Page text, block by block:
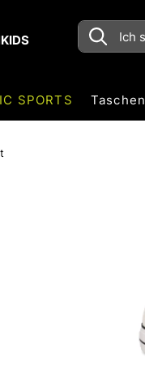
KIDS
SPORTS Taschen